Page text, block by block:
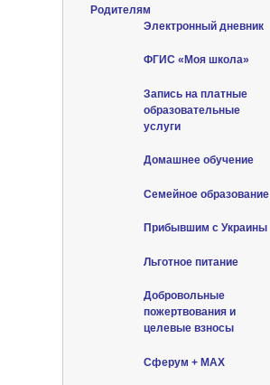
Родителям
Электронный дневник
ФГИС «Моя школа»
Запись на платные
образовательные
услуги
Домашнее обучение
Семейное образование
Прибывшим с Украины
Льготное питание
Добровольные
пожертвования и
целевые взносы
Сферум + MAX